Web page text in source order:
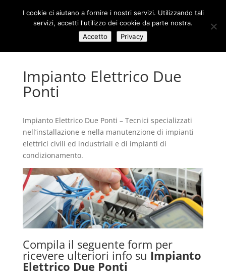
Impianto Elettrico Due
Ponti
Impianto Elettrico Due Ponti – Tecnici specializzati
nell’installazione e nella manutenzione di impianti
elettrici civili ed industriali e di impianti di
condizionamento.
Compila il seguente form per
ricevere ulteriori info su Impianto
Elettrico Due Ponti
I cookie ci aiutano a fornire i nostri servizi. Utilizzando tali
servizi, accetti l'utilizzo dei cookie da parte nostra.
Accetto
Privacy